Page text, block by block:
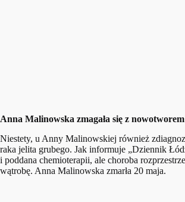
Anna Malinowska zmagała się z nowotworem
Niestety, u Anny Malinowskiej również
raka jelita grubego. Jak informuje „Dziennik
i poddana chemioterapii, ale choroba
wątrobę. Anna Malinowska zmarła 20 maja.